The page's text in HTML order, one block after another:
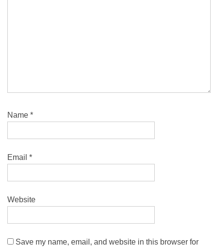
Name *
Email *
Website
Save my name, email, and website in this browser for